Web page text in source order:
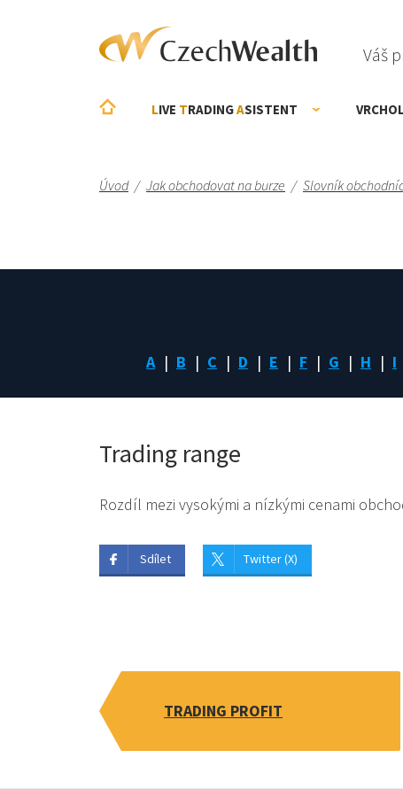
Váš
LIVE TRADINGASISTENT
Úvod / Jak obchodovat na burze / Slovník
A B C D E F G H I
Trading range
Rozdíl mezi vysokými a nízkými cenami
Sdílet Twitter (X)
TRADING PROFIT